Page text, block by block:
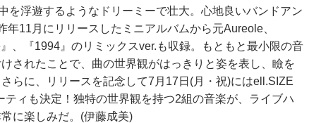
を浮遊するようなドリーミーで壮大。心地良いバンドアン
11月にリリースしたミニアルバムから元Aureole、
、『1994』のリミックスver.も収録。もともと最小限の音
されたことで、曲の世界観がはっきりと姿を表し、瞼を
らに、リリースを記念して7月17日(月・祝)にはell.SIZE
ィも決定！独特の世界観を持つ2組の音楽が、ライブハ
に楽しみだ。(伊藤成美)